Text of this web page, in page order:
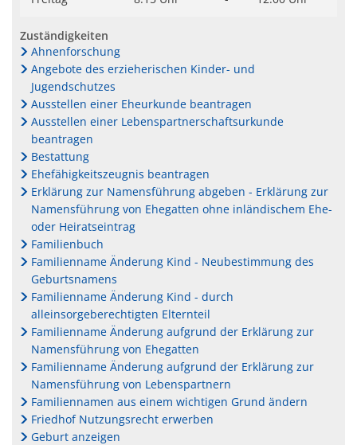
Zuständigkeiten
Ahnenforschung
Angebote des erzieherischen Kinder- und
Jugendschutzes
Ausstellen einer Eheurkunde beantragen
Ausstellen einer Lebenspartnerschaftsurkunde
beantragen
Bestattung
Ehefähigkeitszeugnis beantragen
Erklärung zur Namensführung abgeben - Erklärung zur
Namensführung von Ehegatten ohne inländischem Ehe-
oder Heiratseintrag
Familienbuch
Familienname Änderung Kind - Neubestimmung des
Geburtsnamens
Familienname Änderung Kind - durch
alleinsorgeberechtigten Elternteil
Familienname Änderung aufgrund der Erklärung zur
Namensführung von Ehegatten
Familienname Änderung aufgrund der Erklärung zur
Namensführung von Lebenspartnern
Familiennamen aus einem wichtigen Grund ändern
Friedhof Nutzungsrecht erwerben
Geburt anzeigen